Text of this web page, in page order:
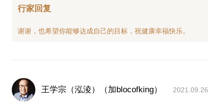
“金汇四季广场”商业屋顶花园设计施工项目-宝虹地产
“威尼斯花园”庭院设计项目-私人
出版物：
《居尚》《庭院设计》《风格庭院一》《风格庭院
行家回复
王学宗（泓淩）（加blocofking） 2021.09.26